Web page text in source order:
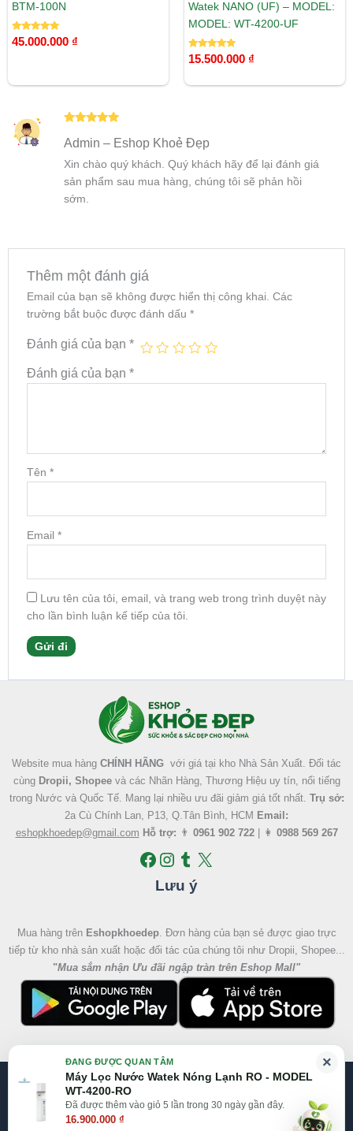
BTM-100N
Được xếp
hạng
45.000.000 ₫
Watek NANO (UF) – MODEL:
MODEL: WT-4200-UF
Được xếp
hạng
15.500.000 ₫
hạng55
Admin – Eshop Khoẻ Đẹp
Xin chào quý khách. Quý khách hãy để lại đánh giá
sản phẩm sau mua hàng, chúng tôi sẽ phản hồi
sớm.
Thêm một đánh giá
Email của bạn sẽ không được hiển thị công khai. Các
trường bắt buộc được đánh dấu *
Đánh giá của bạn *
Đánh giá của bạn *
Tên *
Email *
Lưu tên của tôi, email, và trang web trong trình duyệt này
cho lần bình luận kế tiếp của tôi.
Website mua hàng CHÍNH HÃNG với giá tại kho Nhà Sản Xuất. Đối tác
cùng Dropii, Shopeevà các Nhãn Hàng, Thương Hiệu uy tín, nổi tiếng
trong Nước và Quốc Tế. Mang lại nhiều ưu đãi giảm giá tốt nhất. Trụ sở:
2a Cù Chính Lan, P13, Q.Tân Bình, HCM Email:
eshopkhoedep@gmail.com Hỗ trợ: 👨 0961 902 722| 👩 0988 569 267
Lưu ý
Mua hàng trên Eshopkhoedep. Đơn hàng của bạn sẻ được giao trực
tiếp từ kho nhà sản xuất hoặc đối tác của chúng tôi như Dropii, Shopee...
"Mua sắm nhận Ưu đãi ngập tràn trên Eshop Mall"
@2026 Eshop Khỏe Đẹp, All right reserved
Eshop Mall Eshopkhoedep.com
×
ĐANG ĐƯỢC QUAN TÂM
Máy Lọc Nước Watek Nóng Lạnh RO - MODEL
WT-4200-RO
Đã được thêm vào giỏ 5 lần trong 30 ngày gần đây.
16.900.000 ₫